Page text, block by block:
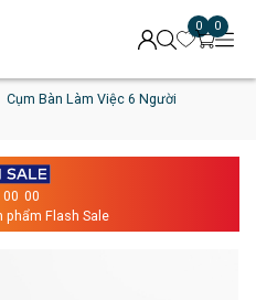
0 0
Cụm Bàn Làm Việc 6 Người
00 00
phẩm Flash Sale